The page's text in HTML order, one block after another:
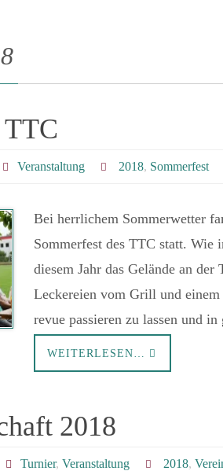
TTC
Veranstaltung 2018, Sommerfest
Bei herrlichem Sommerwetter
Sommerfest des TTC statt. Wie
diesem Jahr das Gelände an
Leckereien vom Grill und
revue passieren zu lassen und
WEITERLESEN…
2018
Turnier,Veranstaltung 2018,